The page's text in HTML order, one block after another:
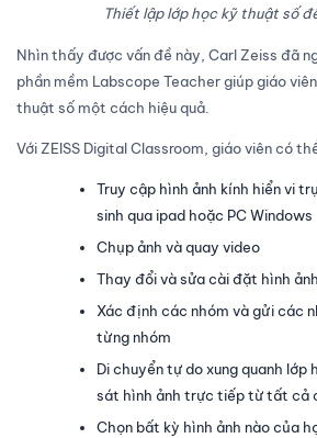
Thiết lập lớp học kỹ thuật số
Nhìn thấy được vấn đề này, Carl Zeiss đã
phần mềm Labscope Teacher giúp giáo
thuật số một cách hiệu quả.
Với ZEISS Digital Classroom, giáo viên có
Truy cập hình ảnh kính hiển vi
sinh qua ipad hoặc PC Windows
Chụp ảnh và quay video
Thay đổi và sửa cài đặt hình
Xác định các nhóm và gửi các
từng nhóm
Di chuyển tự do xung quanh lớp
sát hình ảnh trực tiếp từ tất cả
Chọn bất kỳ hình ảnh nào của